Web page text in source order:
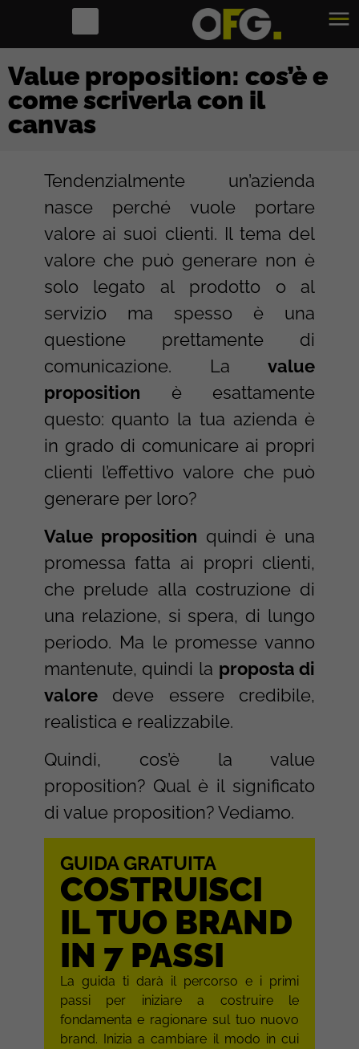
Value proposition: cos’è e
come scriverla con il
canvas
Tendenzialmente un’azienda
nasce perché vuole portare
valore ai suoi clienti. Il tema del
valore che può generare non è
solo legato al prodotto o al
servizio ma spesso è una
questione prettamente di
comunicazione. Lavalue
proposition è esattamente
questo: quanto la tua azienda è
in grado di comunicare ai propri
clienti l’effettivo valore che può
generare per loro?
Value proposition quindi è una
promessa fatta ai propri clienti,
che prelude alla costruzione di
una relazione, si spera, di lungo
periodo. Ma le promesse vanno
mantenute, quindi la proposta di
valoredeve essere credibile,
realistica e realizzabile.
Quindi, cos’è la value
proposition? Qual è il significato
di value proposition? Vediamo.
GUIDA GRATUITA
COSTRUISCI
IL TUO BRAND
IN 7 PASSI
La guida ti darà il percorso e i primi
passi per iniziare a costruire le
fondamenta e ragionare sul tuo nuovo
brand. Inizia a cambiare il modo in cui